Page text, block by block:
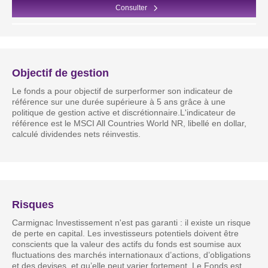
Consulter
Objectif de gestion
Le fonds a pour objectif de surperformer son indicateur de
référence sur une durée supérieure à 5 ans grâce à une
politique de gestion active et discrétionnaire.L'indicateur de
référence est le MSCI All Countries World NR, libellé en dollar,
calculé dividendes nets réinvestis.
Risques
Carmignac Investissement n'est pas garanti : il existe un risque
de perte en capital. Les investisseurs potentiels doivent être
conscients que la valeur des actifs du fonds est soumise aux
fluctuations des marchés internationaux d’actions, d’obligations
et des devises, et qu’elle peut varier fortement. Le Fonds est